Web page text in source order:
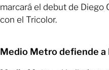
marcará el debut de Diego
con el Tricolor.
Medio Metro defiende a